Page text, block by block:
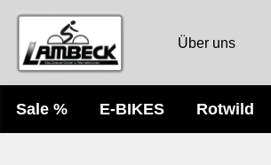
Über uns
Sale % E-BIKES Rotwild